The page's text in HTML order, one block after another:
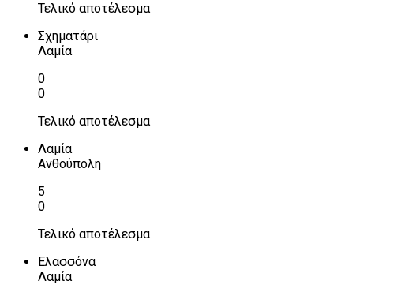
Τελικό αποτέλεσμα
Σχηματάρι
Λαμία
0
0
Τελικό αποτέλεσμα
Λαμία
Ανθούπολη
5
0
Τελικό αποτέλεσμα
Ελασσόνα
Λαμία